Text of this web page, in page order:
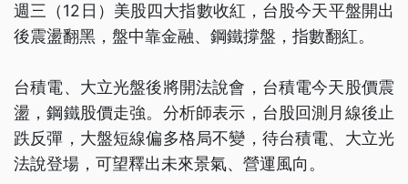
週三（12日）美股四大指數收紅，台股今天平盤開出
後震盪翻黑，盤中靠金融、鋼鐵撐盤，指數翻紅。
台積電、大立光盤後將開法說會，台積電今天股價震
盪，鋼鐵股價走強。分析師表示，台股回測月線後止
跌反彈，大盤短線偏多格局不變，待台積電、大立光
法說登場，可望釋出未來景氣、營運風向。